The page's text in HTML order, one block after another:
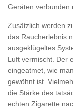
Geräten verbunden
Zusätzlich werden
das Raucherlebnis
ausgeklügeltes
Luft vermischt. Der
eingeatmet, wie
gewöhnt ist.
die Stärke des
echten Zigarette